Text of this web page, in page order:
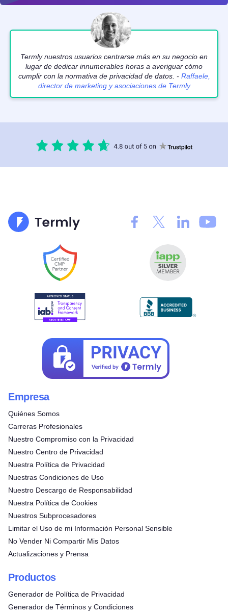
Termly nuestros usuarios centrarse más en su negocio en
lugar de dedicar innumerables horas a averiguar cómo
cumplir con la normativa de privacidad de datos. - Raffaele,
director de marketing y asociaciones de Termly
Empresa
Quiénes Somos
Carreras Profesionales
Nuestro Compromiso con la Privacidad
Nuestro Centro de Privacidad
Nuestra Política de Privacidad
Nuestras Condiciones de Uso
Nuestro Descargo de Responsabilidad
Nuestra Política de Cookies
Nuestros Subprocesadores
Limitar el Uso de mi Información Personal Sensible
No Vender Ni Compartir Mis Datos
Actualizaciones y Prensa
Productos
Generador de Política de Privacidad
Generador de Términos y Condiciones